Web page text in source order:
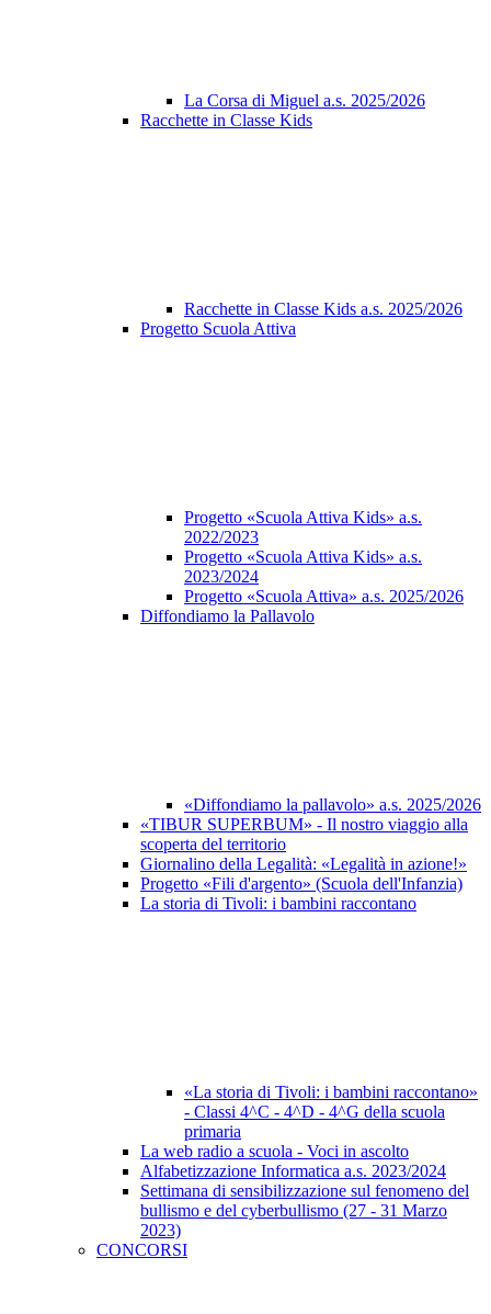
La Corsa di Miguel a.s. 2025/2026
Racchette in Classe Kids
Racchette in Classe Kids a.s. 2025/2026
Progetto Scuola Attiva
Progetto «Scuola Attiva Kids» a.s.
2022/2023
Progetto «Scuola Attiva Kids» a.s.
2023/2024
Progetto «Scuola Attiva» a.s. 2025/2026
Diffondiamo la Pallavolo
«Diffondiamo la pallavolo» a.s. 2025/2026
«TIBUR SUPERBUM» - Il nostro viaggio alla
scoperta del territorio
Giornalino della Legalità: «Legalità in azione!»
Progetto «Fili d'argento» (Scuola dell'Infanzia)
La storia di Tivoli: i bambini raccontano
«La storia di Tivoli: i bambini raccontano»
- Classi 4^C - 4^D - 4^G della scuola
primaria
La web radio a scuola - Voci in ascolto
Alfabetizzazione Informatica a.s. 2023/2024
Settimana di sensibilizzazione sul fenomeno del
bullismo e del cyberbullismo (27 - 31 Marzo
2023)
CONCORSI